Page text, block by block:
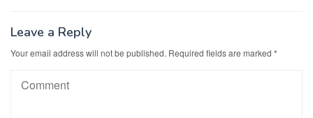
Leave a Reply
Your email address will not be published. Required fields are marked *